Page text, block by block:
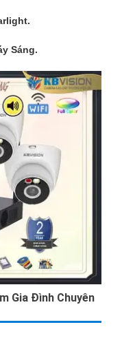
Sáng.
Gia Đình Chuyên